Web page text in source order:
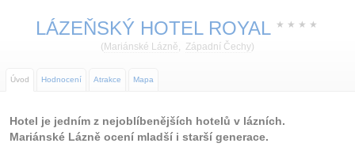
Autobusové zájezdy
Novinky
LÁZEŇSKÝ HOTEL ROYAL ★ ★ ★ ★
( Mariánské Lázně, Západní Čechy)
Úvod Hodnocení Atrakce Mapa
Hotel je jedním z nejoblíbenějších hotelů v lázních.
Mariánské Lázně ocení mladší i starší generace.